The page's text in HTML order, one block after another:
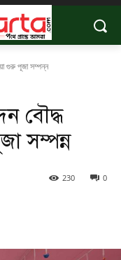
গুরু পূজা সম্পন্ন
বৌদ্ধ
সম্পন্ন
0
230